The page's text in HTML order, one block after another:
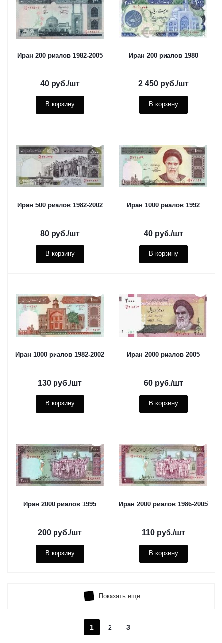
Иран 200 риалов 1982-2005
40руб./шт
В корзину
Иран 200 риалов 1980
2 450руб./шт
В корзину
Иран 500 риалов 1982-2002
80руб./шт
В корзину
Иран 1000 риалов 1992
40руб./шт
В корзину
Иран 1000 риалов 1982-2002
130 руб./шт
В корзину
Иран 2000 риалов 2005
60руб./шт
В корзину
Иран 2000 риалов 1995
200 руб./шт
В корзину
Иран 2000 риалов 1986-2005
110руб./шт
В корзину
Показать еще
1 2 3